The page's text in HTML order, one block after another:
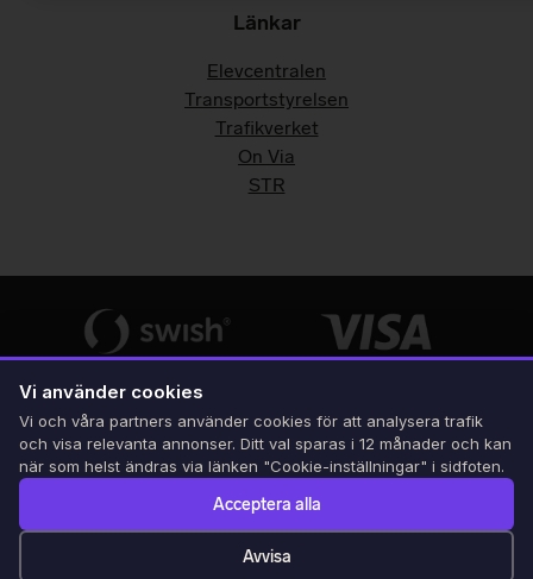
Länkar
Elevcentralen
Transportstyrelsen
Trafikverket
On Via
STR
Vi använder cookies
Vi och våra partners använder cookies för att analysera trafik
och visa relevanta annonser. Ditt val sparas i 12 månader och kan
när som helst ändras via länken "Cookie-inställningar" i sidfoten.
Acceptera alla
Avvisa